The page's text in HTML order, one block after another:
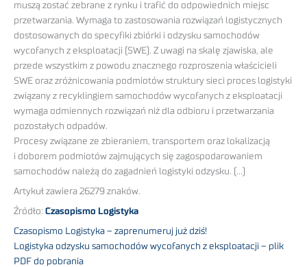
muszą zostać zebrane z rynku i trafić do odpowiednich miejsc
przetwarzania. Wymaga to zastosowania rozwiązań logistycznych
dostosowanych do specyfiki zbiórki i odzysku samochodów
wycofanych z eksploatacji (SWE). Z uwagi na skalę zjawiska, ale
przede wszystkim z powodu znacznego rozproszenia właścicieli
SWE oraz zróżnicowania podmiotów struktury sieci proces logistyki
związany z recyklingiem samochodów wycofanych z eksploatacji
wymaga odmiennych rozwiązań niż dla odbioru i przetwarzania
pozostałych odpadów.
Procesy związane ze zbieraniem, transportem oraz lokalizacją
i doborem podmiotów zajmujących się zagospodarowaniem
samochodów należą do zagadnień logistyki odzysku. (…)
Artykuł zawiera 26279 znaków.
Źródło: Czasopismo Logistyka
Czasopismo Logistyka – zaprenumeruj już dziś!
Logistyka odzysku samochodów wycofanych z eksploatacji – plik
PDF do pobrania